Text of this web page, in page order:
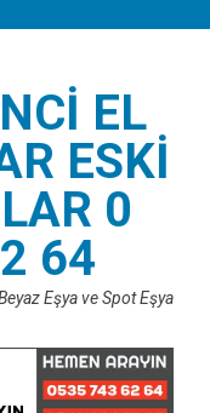
EL
ESKI
0
64
Eşya ve Spot Eşya